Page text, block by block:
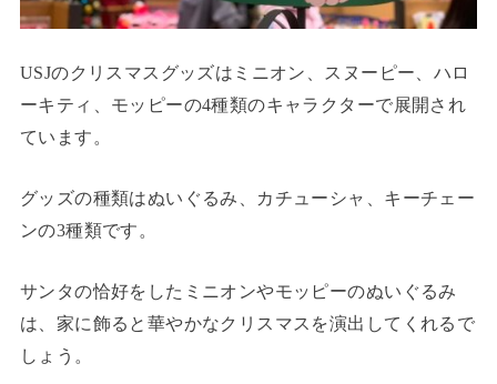
USJのクリスマスグッズはミニオン、スヌーピー、ハロ
ーキティ、モッピーの4種類のキャラクターで展開され
ています。
グッズの種類はぬいぐるみ、カチューシャ、キーチェー
ンの3種類です。
サンタの恰好をしたミニオンやモッピーのぬいぐるみ
は、家に飾ると華やかなクリスマスを演出してくれるで
しょう。